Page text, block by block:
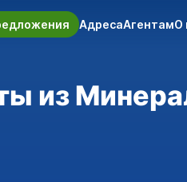
АдресаАгентамО
из